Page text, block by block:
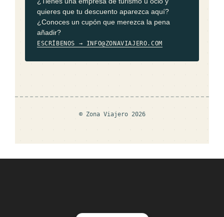
quieres que tu descuento aparezca aquí?
¿Conoces un cupón que merezca la pena
añadir?
ESCRÍBENOS → INFO@ZONAVIAJERO.COM
© Zona Viajero 2026